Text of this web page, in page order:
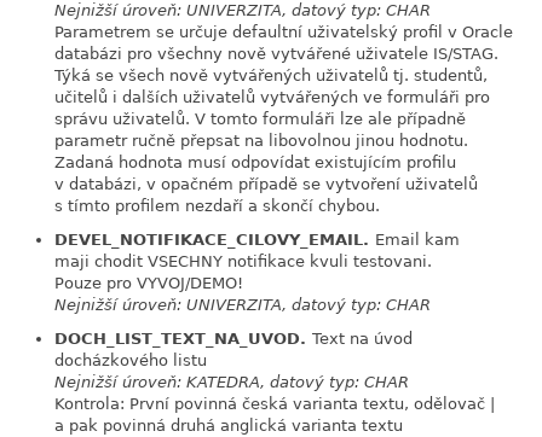
Nejnižší úroveň: UNIVERZITA, datový typ: CHAR
Parametrem se určuje defaultní uživatelský profil v Oracle
databázi pro všechny nově vytvářené uživatele IS/STAG.
Týká se všech nově vytvářených uživatelů tj. studentů,
učitelů i dalších uživatelů vytvářených ve formuláři pro
správu uživatelů. V tomto formuláři lze ale případně
parametr ručně přepsat na libovolnou jinou hodnotu.
Zadaná hodnota musí odpovídat existujícím profilu
v databázi, v opačném případě se vytvoření uživatelů
s tímto profilem nezdaří a skončí chybou.
DEVEL_NOTIFIKACE_CILOVY_EMAIL. Email kam
maji chodit VSECHNY notifikace kvuli testovani.
Pouze pro VYVOJ/DEMO!
Nejnižší úroveň: UNIVERZITA, datový typ: CHAR
DOCH_LIST_TEXT_NA_UVOD. Text na úvod
docházkového listu
Nejnižší úroveň: KATEDRA, datový typ: CHAR
Kontrola: První povinná česká varianta textu, odělovač |
a pak povinná druhá anglická varianta textu